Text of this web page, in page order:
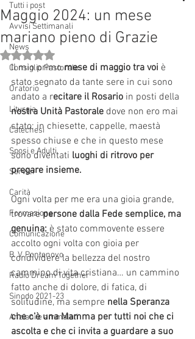
Tutti i post
Avvisi Settimanali
News
Consiglio Pastorale
Oratorio
Liturgia
Catechesi
Sposi e Adulti
Servizi
Carità
Formazione
Comunicazione
B. V. Pontenovo
Radio Dream Together
Sinodo 2021-23
Anziani e ammalati
Maggio 2024: un mese
mariano pieno di Grazie
Valutazione NaN stelle su 5.
Il mio primo mese di maggio tra voi è
stato segnato da tante sere in cui sono
andato a recitare il Rosario in posti della
nostra Unità Pastorale dove non ero mai
stato: in chiesette, cappelle, maestà
spesso chiuse e che in questo mese
sono diventati luoghi di ritrovo per
pregare insieme.
Ogni volta per me era una gioia grande,
trovare persone dalla Fede semplice, ma
genuina: è stato commovente essere
accolto ogni volta con gioia per
condividere la bellezza del nostro
cammino di vita cristiana… un cammino
fatto anche di dolore, di fatica, di
solitudine, ma sempre nella Speranza
che c’è una Mamma per tutti noi che ci
ascolta e che ci invita a guardare a suo